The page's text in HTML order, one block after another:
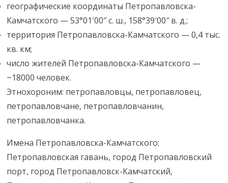
географические координаты Петропавловска-
Камчатского — 53°01′00″ с. ш., 158°39′00″ в. д.;
территория Петропавловска-Камчатского — 0,4 тыс.
кв. км;
число жителей Петропавловска-Камчатского —
~18000 человек.
Этнохороним: петропавловцы, петропавловец,
петропавловчане, петропавловчанин,
петропавловчанка.
Имена Петропавловска-Камчатского:
Петропавловская гавань, город Петропавловский
порт, город Петропавловск-Камчатский,